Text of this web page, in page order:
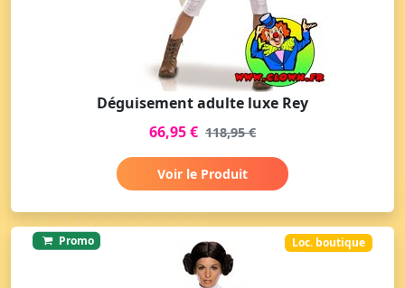
Déguisement adulte luxe Rey
66,95 € 118,95 €
Voir le Produit
Promo Loc. boutique